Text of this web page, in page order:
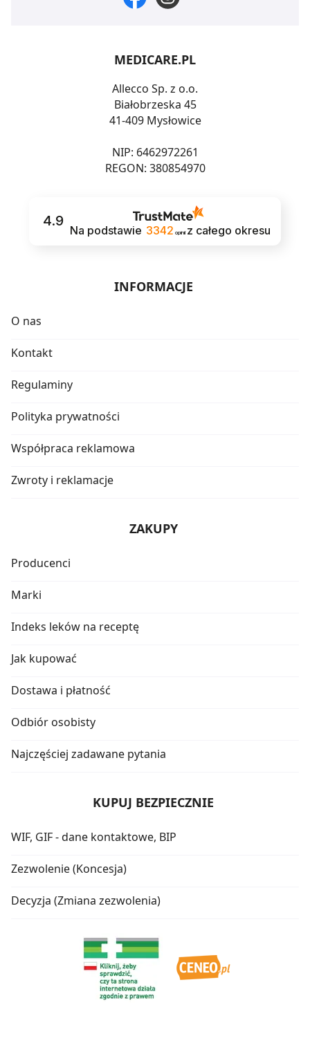
MEDICARE.PL
Allecco Sp. z o.o.
Białobrzeska 45
41-409 Mysłowice
NIP: 6462972261
REGON: 380854970
4.9
Na podstawie 3342 opinii z całego okresu
INFORMACJE
O nas
Kontakt
Regulaminy
Polityka prywatności
Współpraca reklamowa
Zwroty i reklamacje
ZAKUPY
Producenci
Marki
Indeks leków na receptę
Jak kupować
Dostawa i płatność
Odbiór osobisty
Najczęściej zadawane pytania
KUPUJ BEZPIECZNIE
WIF, GIF - dane kontaktowe, BIP
Zezwolenie (Koncesja)
Decyzja (Zmiana zezwolenia)